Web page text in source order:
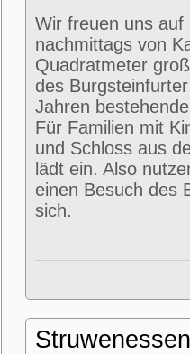
Wir freuen uns
nachmittags von
Quadratmeter
des
Jahren
Für Familien mit
und Schloss aus
lädt ein. Also
einen Besuch des
sich.